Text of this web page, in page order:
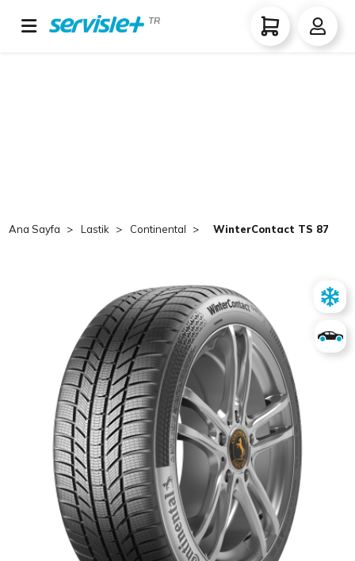
TR
Ana Sayfa Lastik Continental WinterContact TS 870 P